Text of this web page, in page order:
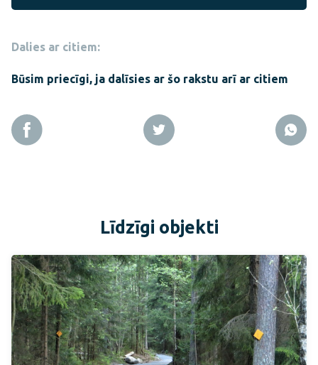
Dalies ar citiem:
Būsim priecīgi, ja dalīsies ar šo rakstu arī ar citiem
Līdzīgi objekti